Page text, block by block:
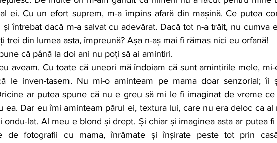
ei. Cu un efort suprem, m-a împins afară din mașină. Ce putea
și întrebat dacă m-a salvat cu adevărat. Dacă tot n-a trăit, nu cumva
trei din lumea asta, împreună? Așa n-aș mai fi rămas nici eu orfană!
că până la doi ani nu poți să ai amintiri.
le inven-tasem. Nu mi-o aminteam pe mama doar senzorial; îi
ar putea spune că nu e greu să mi le fi imaginat de vreme ce
ea. Dar eu îmi aminteam părul ei, textura lui, care nu era deloc ca al
ondu-lat. Al meu e blond și drept. Și chiar și imaginea asta ar putea fi
de fotografii cu mama, înrămate și înșirate peste tot prin